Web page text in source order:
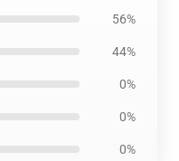
56%
44%
0%
0%
0%